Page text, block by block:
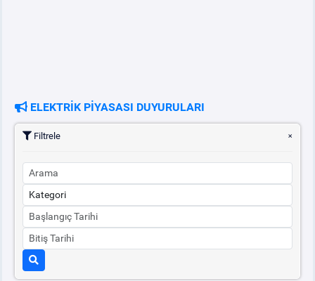
ELEKTRİK PİYASASI DUYURULARI
Filtrele